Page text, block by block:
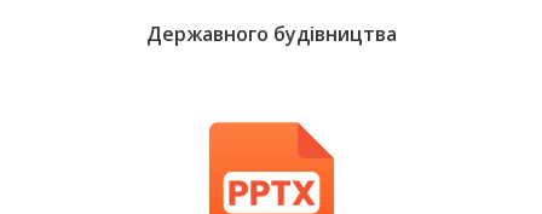
Державного будівництва